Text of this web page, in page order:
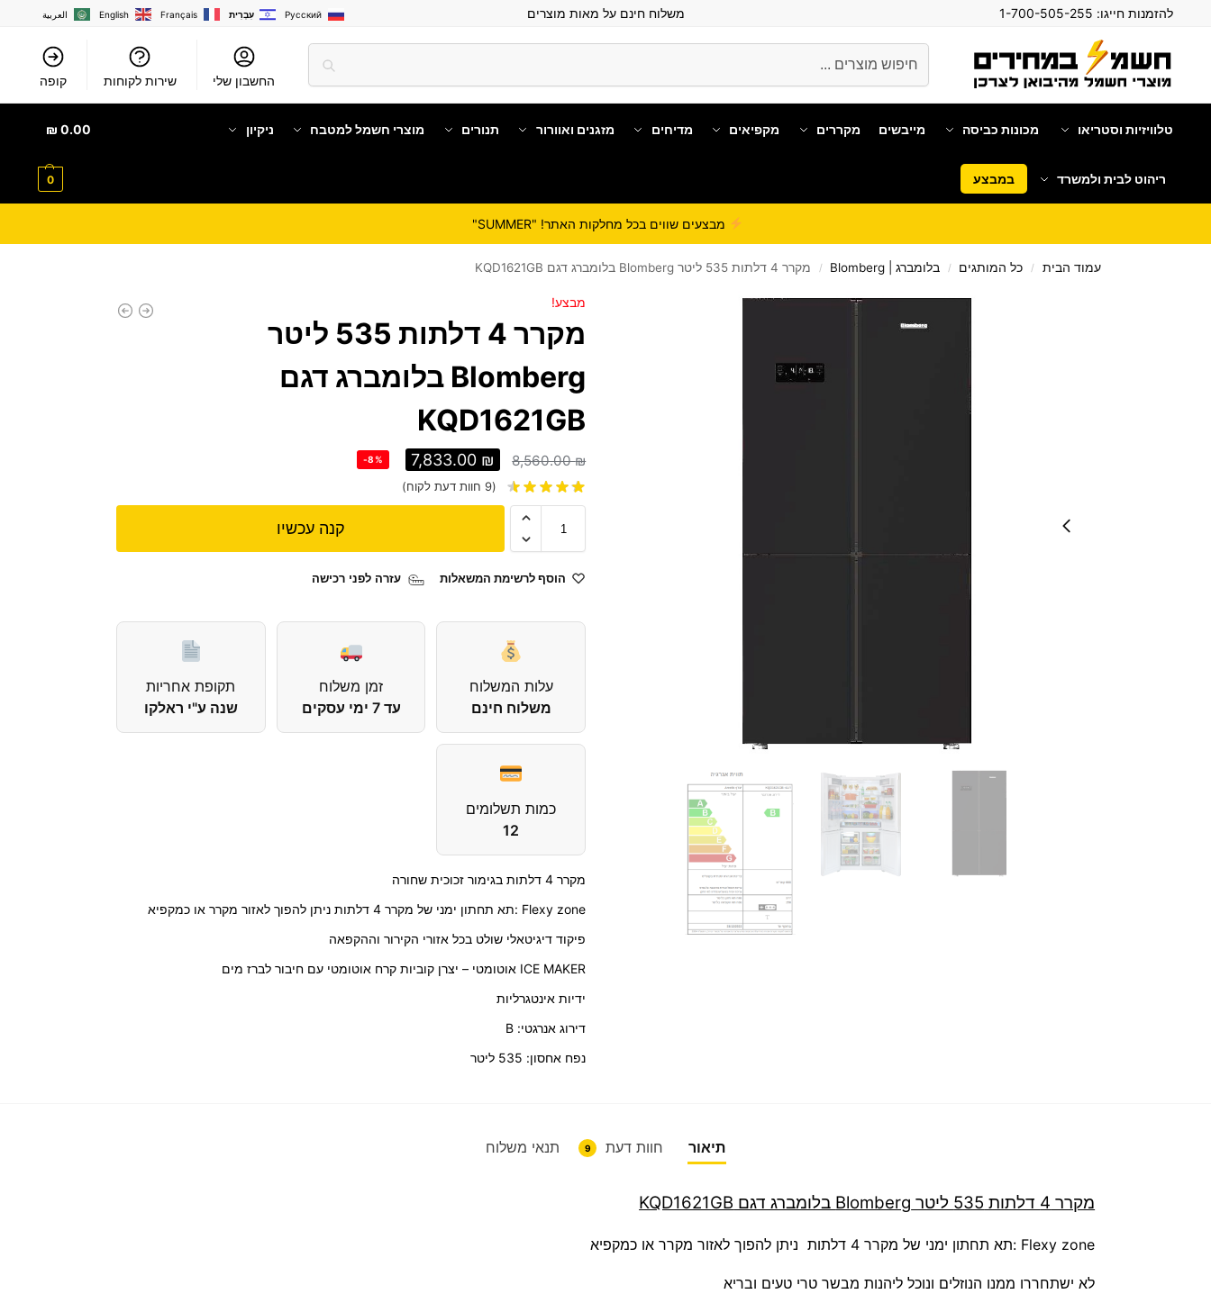
להזמנות חייגו: משלוח חינם על מאות מוצרים العربية English Français עִבְרִית Русский
החשבון שלי שירות לקוחות קופה
טלוויזיות וסטריאו מכונות כביסה מייבשים מקררים מקפיאים מדיחים מזגנים ואוורור תנורים מוצרי חשמל למטבח ניקיון
ריהוט לבית ולמשרד במבצע
0.00
₪
0
מבצעים שווים בכל מחלקות האתר! "SUMMER"
עמוד הבית / כל המותגים / בלומברג | Blomberg / מקרר 4 דלתות 535 ליטר Blomberg בלומברג דגם KQD1621GB
מבצע!
מקרר 4 דלתות 535 ליטר
Blomberg בלומברג דגם
KQD1621GB
8,560.00₪
7,833.00 ₪
-8%
(
9 חוות דעת לקוח)
קנה עכשיו
הוסף לרשימת המשאלות עזרה לפני רכישה
עלות המשלוח
משלוח חינם
זמן משלוח
עד 7 ימי עסקים
תקופת אחריות
שנה ע"י ראלקו
כמות תשלומים
12
מקרר 4 דלתות בגימור זכוכית שחורה
Flexy zone :תא תחתון ימני של מקרר 4 דלתות ניתן להפוך לאזור מקרר או כמקפיא
פיקוד דיגיטאלי שולט בכל אזורי הקירור וההקפאה
ICE MAKER אוטומטי – יצרן קוביות קרח אוטומטי עם חיבור לברז מים
ידיות אינטגרליות
דירוג אנרגטי: B
נפח אחסון: 535 ליטר
תיאור חוות דעת 9 תנאי משלוח
מקרר 4 דלתות 535 ליטר Blomberg בלומברג דגם KQD1621GB
Flexy zone :תא תחתון ימני של מקרר 4 דלתות ניתן להפוך לאזור מקרר או כמקפיא
​לא ישתחררו ממנו הנוזלים ונוכל ליהנות מבשר טרי טעים ובריא